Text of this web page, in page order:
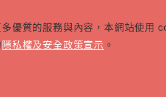
優質的服務與內容，本網站使用
隱私權及安全政策宣示 。